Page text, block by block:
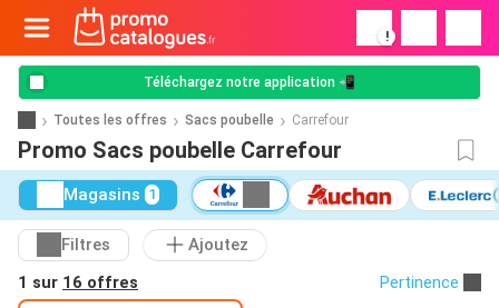
!
Téléchargez notre application 📲
Toutes les offres Sacs poubelle Carrefour
Promo Sacs poubelle Carrefour
Magasins 1
Filtres
Ajoutez
1 sur 16 offres Pertinence